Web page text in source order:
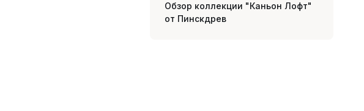
Обзор коллекции "Каньон Лофт"
от Пинскдрев